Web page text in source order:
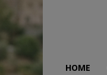
HOME